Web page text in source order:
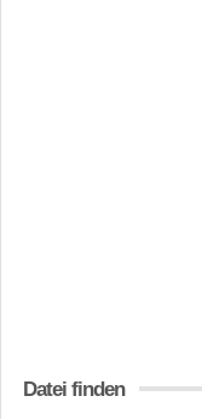
Datei finden